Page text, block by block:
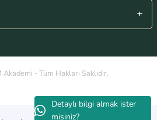
Detaylı bilgi almak ister
misiniz?
Akademi - Tüm Hakları Saklıdır.